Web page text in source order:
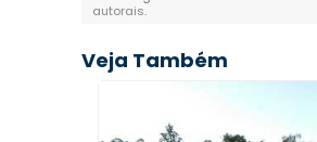
autorais.
Veja Também